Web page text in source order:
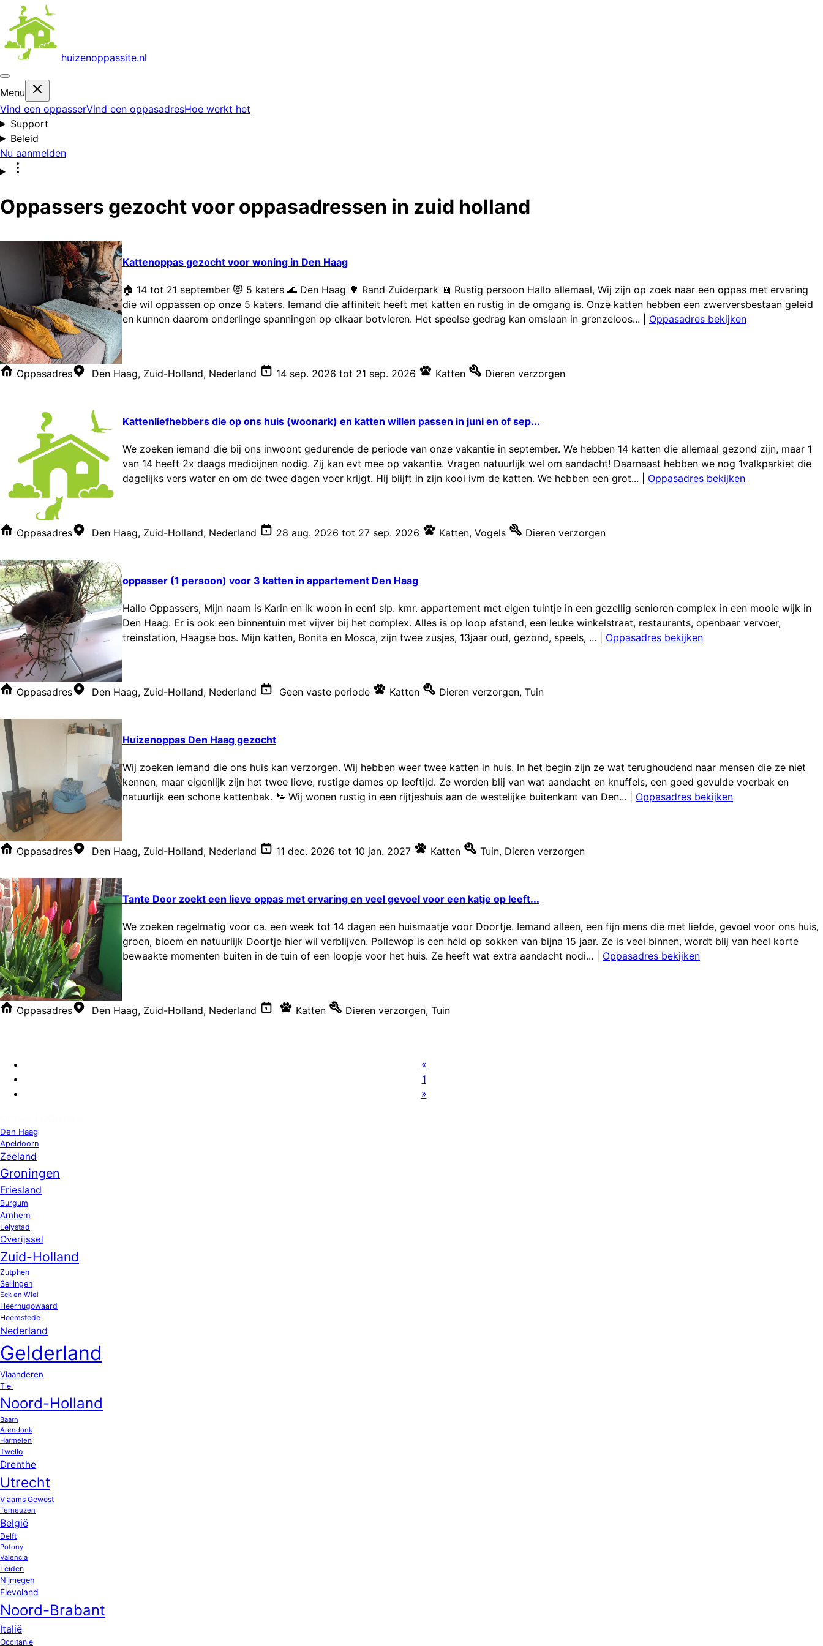
huizenoppassite.nl
Menu
Vind een oppasserVind een oppasadresHoe werkt het
Support
Beleid
Nu aanmelden
Oppassers gezocht voor oppasadressen in zuid holland
Kattenoppas gezocht voor woning in Den Haag
🏠 14 tot 21 september 😻 5 katers 🌊 Den Haag 🌳 Rand Zuiderpark 👱 Rustig persoon Hallo allemaal, Wij zijn op zoek naar een oppas met ervaring
die wil oppassen op onze 5 katers. Iemand die affiniteit heeft met katten en rustig in de omgang is. Onze katten hebben een zwerversbestaan geleid
en kunnen daarom onderlinge spanningen op elkaar botvieren. Het speelse gedrag kan omslaan in grenzeloos...
Oppasadres bekijken
Oppasadres Den Haag, Zuid-Holland, Nederland 14 sep. 2026 tot 21 sep. 2026 Katten Dieren verzorgen
Kattenliefhebbers die op ons huis (woonark) en katten willen passen in juni en of sep...
We zoeken iemand die bij ons inwoont gedurende de periode van onze vakantie in september. We hebben 14 katten die allemaal gezond zijn, maar 1
van 14 heeft 2x daags medicijnen nodig. Zij kan evt mee op vakantie. Vragen natuurlijk wel om aandacht! Daarnaast hebben we nog 1valkparkiet die
dagelijks vers water en om de twee dagen voer krijgt. Hij blijft in zijn kooi ivm de katten. We hebben een grot...
Oppasadres bekijken
Oppasadres Den Haag, Zuid-Holland, Nederland 28 aug. 2026 tot 27 sep. 2026 Katten, Vogels Dieren verzorgen
oppasser (1 persoon) voor 3 katten in appartement Den Haag
Hallo Oppassers, Mijn naam is Karin en ik woon in een1 slp. kmr. appartement met eigen tuintje in een gezellig senioren complex in een mooie wijk in
Den Haag. Er is ook een binnentuin met vijver bij het complex. Alles is op loop afstand, een leuke winkelstraat, restaurants, openbaar vervoer,
treinstation, Haagse bos. Mijn katten, Bonita en Mosca, zijn twee zusjes, 13jaar oud, gezond, speels, ...
Oppasadres bekijken
Oppasadres Den Haag, Zuid-Holland, Nederland Geen vaste periode Katten Dieren verzorgen, Tuin
Huizenoppas Den Haag gezocht
Wij zoeken iemand die ons huis kan verzorgen. Wij hebben weer twee katten in huis. In het begin zijn ze wat terughoudend naar mensen die ze niet
kennen, maar eigenlijk zijn het twee lieve, rustige dames op leeftijd. Ze worden blij van wat aandacht en knuffels, een goed gevulde voerbak en
natuurlijk een schone kattenbak. 🐾 Wij wonen rustig in een rijtjeshuis aan de westelijke buitenkant van Den...
Oppasadres bekijken
Oppasadres Den Haag, Zuid-Holland, Nederland 11 dec. 2026 tot 10 jan. 2027 Katten Tuin, Dieren verzorgen
Tante Door zoekt een lieve oppas met ervaring en veel gevoel voor een katje op leeft...
We zoeken regelmatig voor ca. een week tot 14 dagen een huismaatje voor Doortje. Iemand alleen, een fijn mens die met liefde, gevoel voor ons huis,
groen, bloem en natuurlijk Doortje hier wil verblijven. Pollewop is een held op sokken van bijna 15 jaar. Ze is veel binnen, wordt blij van heel korte
bewaakte momenten buiten in de tuin of een loopje voor het huis. Ze heeft wat extra aandacht nodi...
Oppasadres bekijken
Oppasadres Den Haag, Zuid-Holland, Nederland Katten Dieren verzorgen, Tuin
«
1
»
Den Haag
Apeldoorn
Zeeland
Groningen
Friesland
Burgum
Arnhem
Lelystad
Overijssel
Zuid-Holland
Zutphen
Sellingen
Eck en Wiel
Heerhugowaard
Heemstede
Nederland
Gelderland
Vlaanderen
Tiel
Noord-Holland
Baarn
Arendonk
Harmelen
Twello
Drenthe
Utrecht
Vlaams Gewest
Terneuzen
België
Delft
Potony
Valencia
Leiden
Nijmegen
Flevoland
Noord-Brabant
Italië
Occitanie